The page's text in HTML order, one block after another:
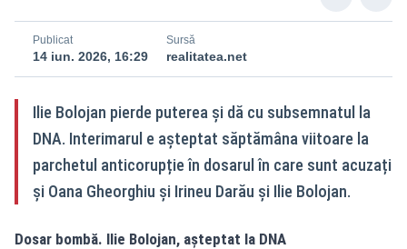
Publicat
14 iun. 2026, 16:29
Sursă
realitatea.net
Ilie Bolojan pierde puterea și dă cu subsemnatul la
DNA. Interimarul e așteptat săptămâna viitoare la
parchetul anticorupție în dosarul în care sunt acuzați
și Oana Gheorghiu și Irineu Darău și Ilie Bolojan.
Dosar bombă. Ilie Bolojan, așteptat la DNA